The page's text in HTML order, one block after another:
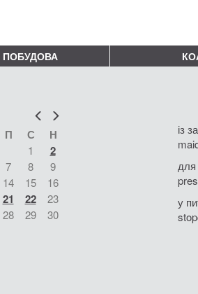
ПОБУДОВА
Попер
П С Н
1 2
7 8
9
14 15
16
21 22
23
28 29
30
із
у